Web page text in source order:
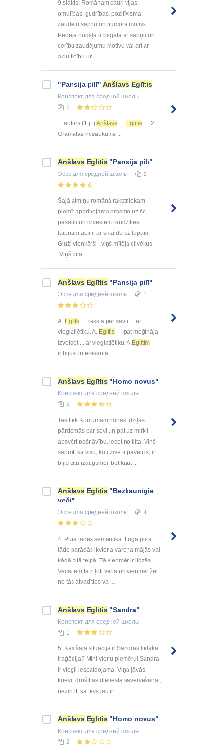
9.slaids: Romānam cauri vijas
omulības, gudrības, pozitīvisma,
zaudētu sapņu un humora motīvs.
Pēdējā nodaļa ir bagāta ar sapņu un
cerību zaudējumu motīvu vai arī ar
aklu ticību un ...
"Pansija pilī" Anšlavs Eglītis
Конспект для средней школы
7
... autors (1 p.)Anšlavs Eglītis
2.
Grāmatas nosaukums ...
Anšlavs Eglītis "Pansija pilī"
Эссе для средней школы 2
Šajā atmiņu romānā rakstniekam
piemīt apbrīnojama prasme uz šo
pasauli un cilvēkiem raudzīties
laipnām acīm, ar smaidu uz lūpām.
Gluži vienkārši , viņš mīlēja cilvēkus
.Viņš bija ...
Anšlavs Eglītis "Pansija pilī"
Эссе для средней школы 1
A. Eglīts
raksta par savu ... ar
vieglatlētiku. A. Eglītis
pat meģināja
izveidot ... ar vieglatlētiku. A.Eglītim
ir bijusi interesanta ...
Anšlavs Eglītis "Homo novus"
Конспект для средней школы
8
Tas liek Kurcumam nonākt dziļās
pārdomās par sevi un pat uz mirkli
apsvērt pašnāvību, lecot no tilta. Viņš
saprot, ka visu, ko dzīvē ir paveicis, ir
bijis citu izaugsmei, bet kaut ...
Anšlavs Eglītis "Bezkaunīgie
veči"
Эссе для средней школы 4
4. Pūra lādes semantika. Lugā pūra
lāde parādās ikviena varoņa mājās vai
kādā citā telpā. Tā vienmēr ir līdzās.
Vecajiem tā ir ļoti vērta un vienmēr žēl
no tās atvadīties vai ...
Anšlavs Eglītis "Sandra"
Конспект для средней школы
1
5. Kas šajā situācijā ir Sandras lielākā
traģēdija? Mini vienu piemēru! Sandra
ir viegli iespaidojama. Viņa ļāvās
krievu drošības dienesta savervēšanai,
nezinot, ka tēvs jau ir ...
Anšlavs Eglītis "Homo novus"
Конспект для средней школы
2